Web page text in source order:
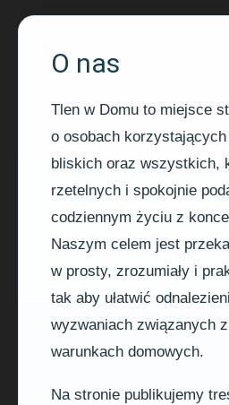
O nas
Tlen w Domu to miejsce
o osobach
bliskich oraz wszystkich,
rzetelnych i spokojnie
codziennym życiu z
Naszym celem jest
w prosty, zrozumiały i
tak aby ułatwić
wyzwaniach związanych
warunkach domowych.
Na stronie publikujemy